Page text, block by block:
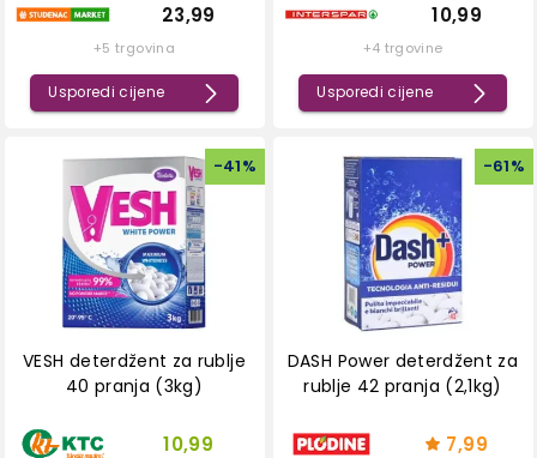
23,99
+5 trgovina
Usporedi cijene
10,99
+4 trgovine
Usporedi cijene
-41%
VESH deterdžent za rublje
40 pranja (3kg)
10,99
-61%
DASH Power deterdžent za
rublje 42 pranja (2,1kg)
7,99